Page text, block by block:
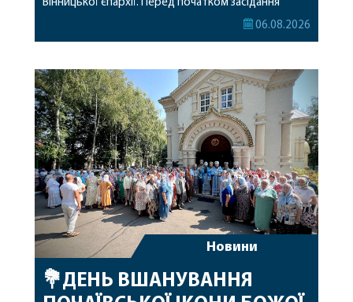
Вінницької єпархії. Перед початком засідання
секретар Єпархіальної Ради від імені членів Ради
побажавши йому міцного здоров’я, Божої
допомоги, миру, духовної радості та
благословенних успіхів у подальшому
архіпастирському служінні. […]
06.08.2026
Новини
💐ДЕНЬ ВШАНУВАННЯ